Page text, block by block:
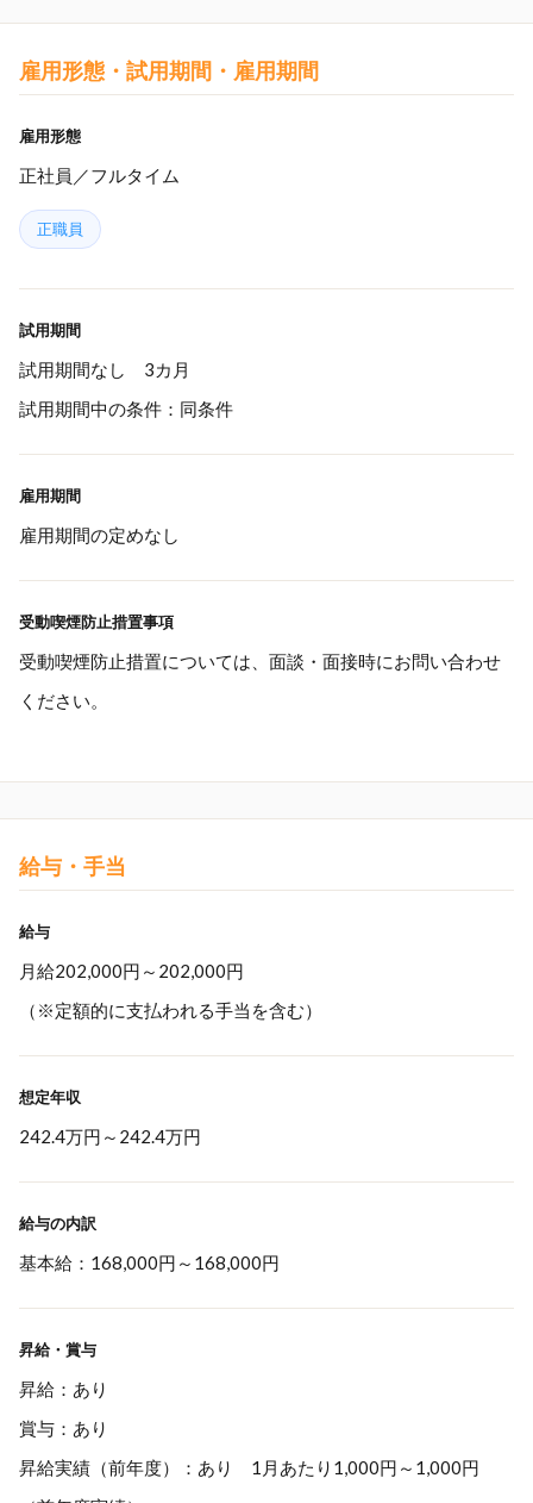
雇用形態・試用期間・雇用期間
雇用形態
正社員／フルタイム
正職員
試用期間
試用期間なし 3カ月
試用期間中の条件：同条件
雇用期間
雇用期間の定めなし
受動喫煙防止措置事項
受動喫煙防止措置については、面談・面接時にお問い合わせ
ください。
給与・手当
給与
月給202,000円～202,000円
（※定額的に支払われる手当を含む）
想定年収
242.4万円 ～ 242.4万円
給与の内訳
基本給：168,000円～168,000円
昇給・賞与
昇給：あり
賞与：あり
昇給実績（前年度）：あり 1月あたり1,000円～1,000円